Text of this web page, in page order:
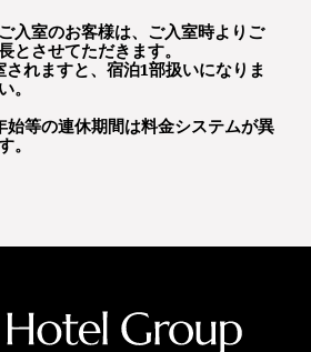
入室のお客様は、ご入室時よりご
とさせてただきます。
されますと、宿泊1部扱いになりま
。
等の連休期間は料金システムが異
。